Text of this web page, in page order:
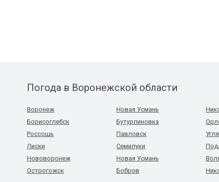
Погода в Воронежской области
Воронеж
Борисоглебск
Россошь
Лиски
Нововоронеж
Острогожск
Новая Усмань
Бутурлиновка
Павловск
Семилуки
Новая Усмань
Бобров